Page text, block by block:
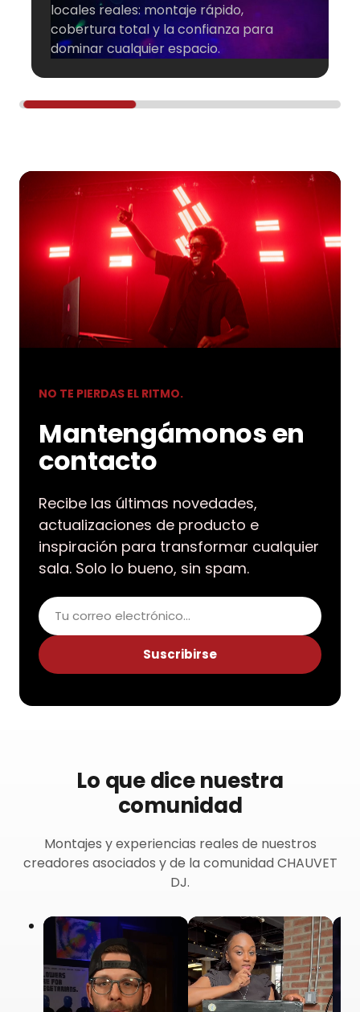
locales reales: montaje rápido,
cobertura total y la confianza para
dominar cualquier espacio.
NO TE PIERDAS EL RITMO.
Mantengámonos en
contacto
Recibe las últimas novedades,
actualizaciones de producto e
inspiración para transformar cualquier
sala. Solo lo bueno, sin spam.
Correo electrónico
Suscribirse
Lo que dice nuestra
comunidad
Montajes y experiencias reales de nuestros
creadores asociados y de la comunidad CHAUVET
DJ.